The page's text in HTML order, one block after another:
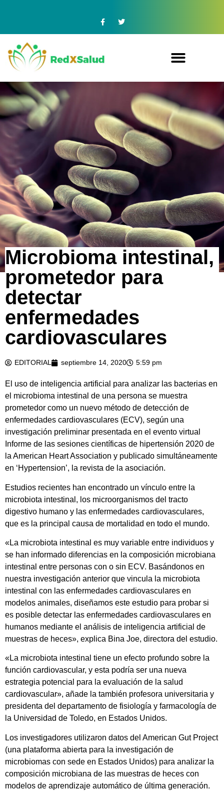
Microbioma intestinal,
prometedor para
detectar
enfermedades
cardiovasculares
EDITORIAL septiembre 14, 2020 5:59 pm
El uso de inteligencia artificial para analizar las bacterias en
el microbioma intestinal de una persona se muestra
prometedor como un nuevo método de detección de
enfermedades cardiovasculares (ECV), según una
investigación preliminar presentada en el evento virtual
Informe de las sesiones científicas de hipertensión 2020 de
la American Heart Association y publicado simultáneamente
en ‘Hypertension’, la revista de la asociación.
Estudios recientes han encontrado un vínculo entre la
microbiota intestinal, los microorganismos del tracto
digestivo humano y las enfermedades cardiovasculares,
que es la principal causa de mortalidad en todo el mundo.
«La microbiota intestinal es muy variable entre individuos y
se han informado diferencias en la composición microbiana
intestinal entre personas con o sin ECV. Basándonos en
nuestra investigación anterior que vincula la microbiota
intestinal con las enfermedades cardiovasculares en
modelos animales, diseñamos este estudio para probar si
es posible detectar las enfermedades cardiovasculares en
humanos mediante el análisis de inteligencia artificial de
muestras de heces», explica Bina Joe, directora del estudio.
«La microbiota intestinal tiene un efecto profundo sobre la
función cardiovascular, y esta podría ser una nueva
estrategia potencial para la evaluación de la salud
cardiovascular», añade la también profesora universitaria y
presidenta del departamento de fisiología y farmacología de
la Universidad de Toledo, en Estados Unidos.
Los investigadores utilizaron datos del American Gut Project
(una plataforma abierta para la investigación de
microbiomas con sede en Estados Unidos) para analizar la
composición microbiana de las muestras de heces con
modelos de aprendizaje automático de última generación.